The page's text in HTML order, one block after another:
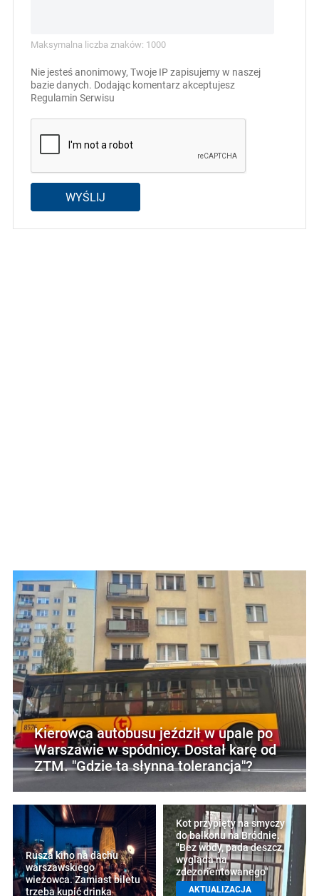
Maksymalna liczba znaków: 1000
Nie jesteś anonimowy, Twoje IP zapisujemy w naszej
bazie danych. Dodając komentarz akceptujesz
Regulamin Serwisu
WYŚLIJ
Kierowca autobusu jeździł w upale po
Warszawie w spódnicy. Dostał karę od
ZTM. "Gdzie ta słynna tolerancja"?
Rusza kino na dachu
warszawskiego
wieżowca. Zamiast biletu
trzeba kupić drinka
Kot przypięty na smyczy
do balkonu na Bródnie.
"Bez wody, pada deszcz,
wygląda na
zdezorientowanego"
AKTUALIZACJA